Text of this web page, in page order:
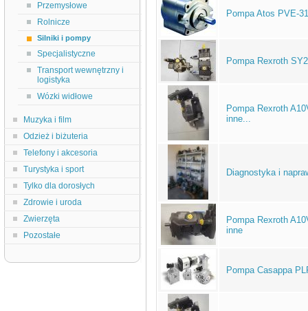
Przemysłowe
Rolnicze
Silniki i pompy
Specjalistyczne
Transport wewnętrzny i
logistyka
Wózki widłowe
Muzyka i film
Odzież i biżuteria
Telefony i akcesoria
Turystyka i sport
Tylko dla dorosłych
Zdrowie i uroda
Zwierzęta
Pozostałe
Pompa Atos PVE-
Pompa Rexroth
Pompa Rexroth
inne...
Diagnostyka i
Pompa Rexroth
inne
Pompa Casappa